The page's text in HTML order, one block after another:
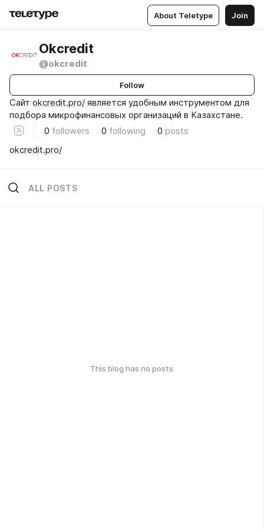
About Teletype Join
Okcredit
@okcredit
Follow
Сайт okcredit.pro/ является удобным инструментом для
подбора микрофинансовых организаций в Казахстане.
0 followers 0 following 0 posts
okcredit.pro/
ALL POSTS
This blog has no posts